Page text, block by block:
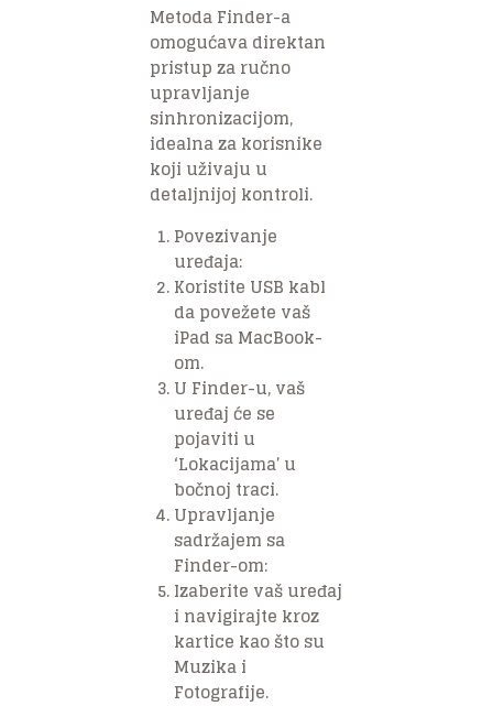
Metoda Finder-a
omogućava direktan
pristup za ručno
upravljanje
sinhronizacijom,
idealna za korisnike
koji uživaju u
detaljnijoj kontroli.
Povezivanje
uređaja:
Koristite USB kabl
da povežete vaš
iPad sa MacBook-
om.
U Finder-u, vaš
uređaj će se
pojaviti u
‘Lokacijama’ u
bočnoj traci.
Upravljanje
sadržajem sa
Finder-om:
Izaberite vaš uređaj
i navigirajte kroz
kartice kao što su
Muzika i
Fotografije.